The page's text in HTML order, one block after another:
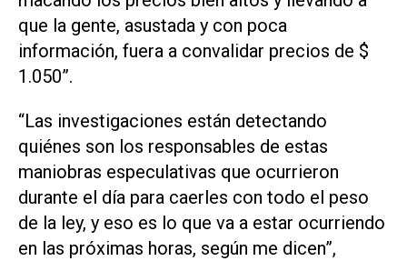
que la gente, asustada y con poca
información, fuera a convalidar precios de $
1.050”.
“Las investigaciones están detectando
quiénes son los responsables de estas
maniobras especulativas que ocurrieron
durante el día para caerles con todo el peso
de la ley, y eso es lo que va a estar ocurriendo
en las próximas horas, según me dicen”,